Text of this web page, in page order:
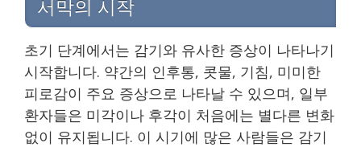
서막의 시작
초기 단계에서는 감기와 유사한 증상이 나타나기
시작합니다. 약간의 인후통, 콧물, 기침, 미미한
피로감이 주요 증상으로 나타날 수 있으며, 일부
환자들은 미각이나 후각이 처음에는 별다른 변화
없이 유지됩니다. 이 시기에 많은 사람들은 감기